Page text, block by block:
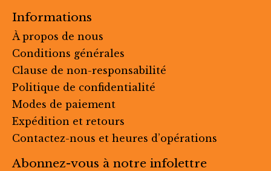
Informations
À propos de nous
Conditions générales
Clause de non-responsabilité
Politique de confidentialité
Modes de paiement
Expédition et retours
Contactez-nous et heures d’opérations
Abonnez-vous à notre infolettre